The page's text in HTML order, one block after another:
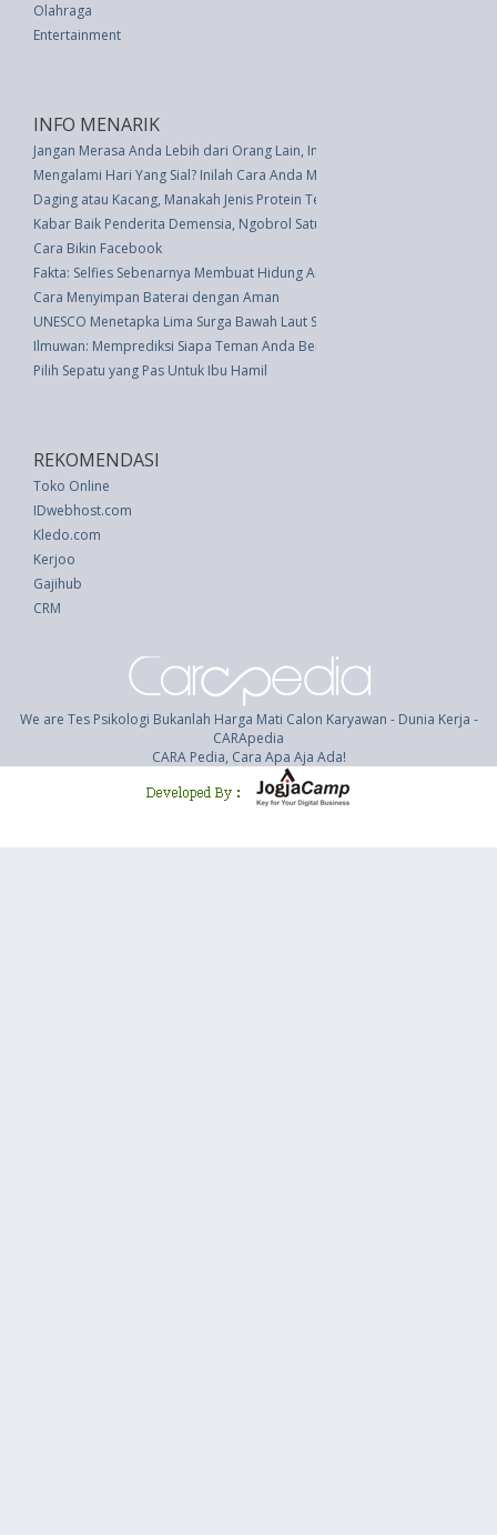
Olahraga
Entertainment
INFO MENARIK
Jangan Merasa Anda Lebih dari Orang Lain, Ini Tipsnya
Mengalami Hari Yang Sial? Inilah Cara Anda Membalikkan Keadaan
Daging atau Kacang, Manakah Jenis Protein Terbaik untuk Tubuh
Kabar Baik Penderita Demensia, Ngobrol Satu Jam Memperbaiki Hidup
Cara Bikin Facebook
Fakta: Selfies Sebenarnya Membuat Hidung Anda Terlihat Lebih Besar
Cara Menyimpan Baterai dengan Aman
UNESCO Menetapka Lima Surga Bawah Laut Sebagai Warisan Dunia
Ilmuwan: Memprediksi Siapa Teman Anda Berdasarkan Pola Otak Saja
Pilih Sepatu yang Pas Untuk Ibu Hamil
REKOMENDASI
Toko Online
IDwebhost.com
Kledo.com
Kerjoo
Gajihub
CRM
We are Tes Psikologi Bukanlah Harga Mati Calon Karyawan - Dunia Kerja -
CARApedia
CARA Pedia, Cara Apa Aja Ada!